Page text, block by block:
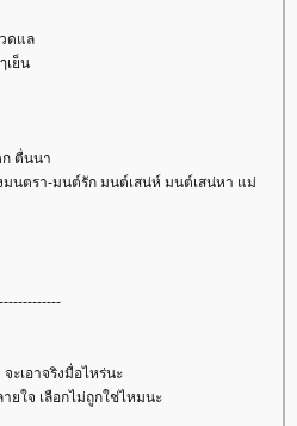
ดแล
เย็น
ก ตื่นนา
มนตรา-มนต์รัก มนต์เสน่ห์ มนต์เสน่หา แม่
ะเอาจริงมื่อไหร่นะ
ยใจ เลือกไม่ถูกใช่ไหมนะ